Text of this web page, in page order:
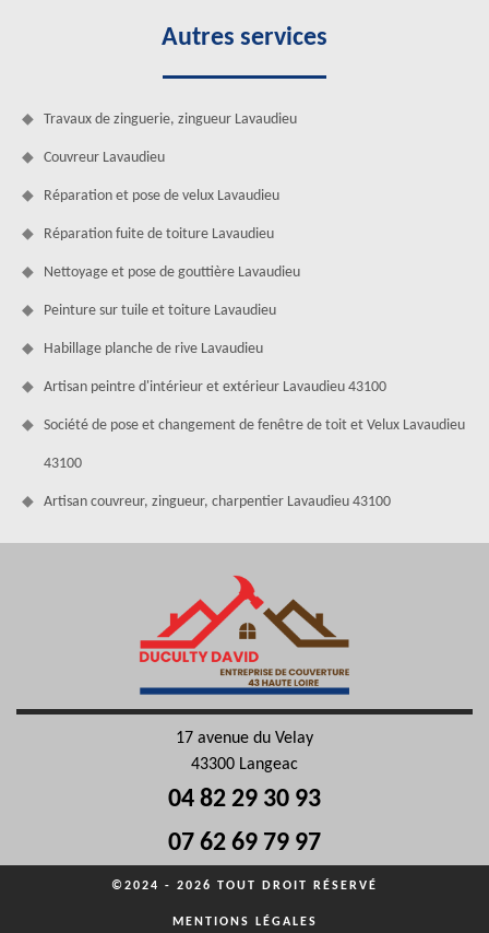
Autres services
Travaux de zinguerie, zingueur Lavaudieu
Couvreur Lavaudieu
Réparation et pose de velux Lavaudieu
Réparation fuite de toiture Lavaudieu
Nettoyage et pose de gouttière Lavaudieu
Peinture sur tuile et toiture Lavaudieu
Habillage planche de rive Lavaudieu
Artisan peintre d'intérieur et extérieur Lavaudieu 43100
Société de pose et changement de fenêtre de toit et Velux Lavaudieu
43100
Artisan couvreur, zingueur, charpentier Lavaudieu 43100
17 avenue du Velay
43300 Langeac
04 82 29 30 93
07 62 69 79 97
©2024 - 2026 TOUT DROIT RÉSERVÉ
MENTIONS LÉGALES